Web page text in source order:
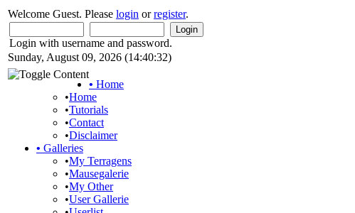
Welcome Guest. Please login orregister.
Login with username and password.
Sunday, August 09, 2026 (14:40:32)
• Home
•Home
•Tutorials
•Contact
•Disclaimer
• Galleries
•My Terragens
•Mausegalerie
•My Other
•User Gallerie